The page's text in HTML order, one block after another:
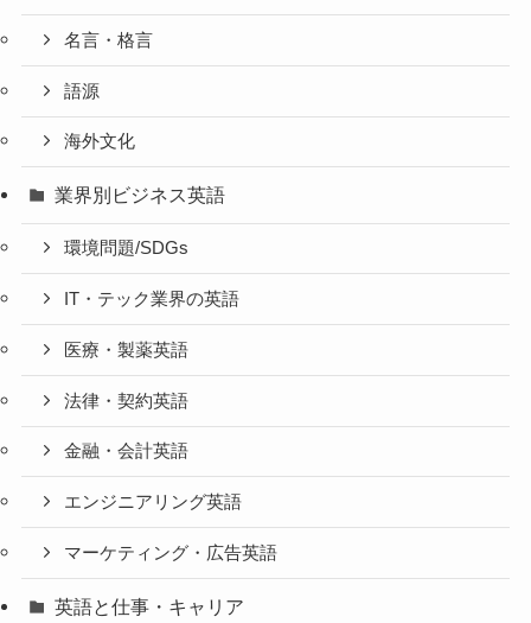
名言・格言
語源
海外文化
業界別ビジネス英語
環境問題/SDGs
IT・テック業界の英語
医療・製薬英語
法律・契約英語
金融・会計英語
エンジニアリング英語
マーケティング・広告英語
英語と仕事・キャリア